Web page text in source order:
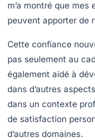
m’a montré que
peuvent apporter de
Cette confiance
pas seulement au
également aidé à
dans d’autres
dans un contexte
de satisfaction
d’autres domaines.